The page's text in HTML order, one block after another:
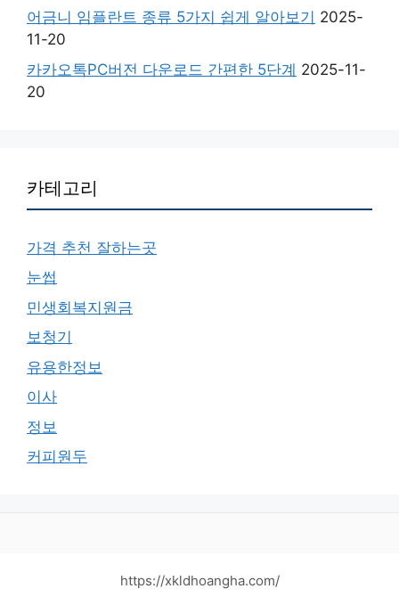
어금니 임플란트 종류 5가지 쉽게 알아보기 2025-
11-20
카카오톡PC버전 다운로드 간편한 5단계 2025-11-
20
카테고리
가격 추천 잘하는곳
눈썹
민생회복지원금
보청기
유용한정보
이사
정보
커피원두
https://xkldhoangha.com/